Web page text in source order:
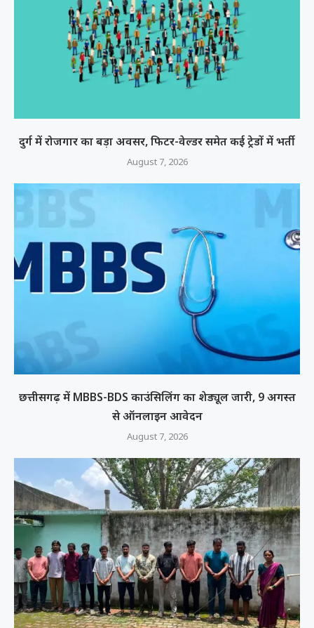
दुर्ग में रोजगार का बड़ा अवसर, फिटर-वेल्डर समेत कई ट्रेडों में भर्ती
August 7, 2026
छत्तीसगढ़ में MBBS-BDS काउंसिलिंग का शेड्यूल जारी, 9 अगस्त
से ऑनलाइन आवेदन
August 7, 2026